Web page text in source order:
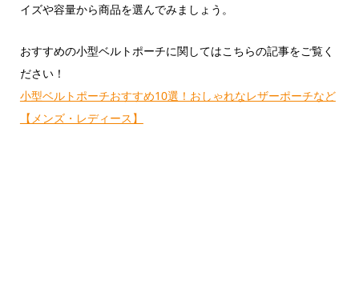
イズや容量から商品を選んでみましょう。
おすすめの小型ベルトポーチに関してはこちらの記事をご覧く
ださい！
小型ベルトポーチおすすめ10選！おしゃれなレザーポーチなど
【メンズ・レディース】